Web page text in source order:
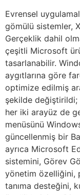
Evrensel
gömülü sistemler,
Gerçeklik dahil
çeşitli Microsoft
tasarlanabilir.
aygıtlarına göre
optimize edilmiş
şekilde değiştirildi;
her iki arayüz de
menüsünü
güncellenmiş bir
ayrıca Microsoft
sistemini, Görev
yönetim özelliğini,
tanıma desteğini,